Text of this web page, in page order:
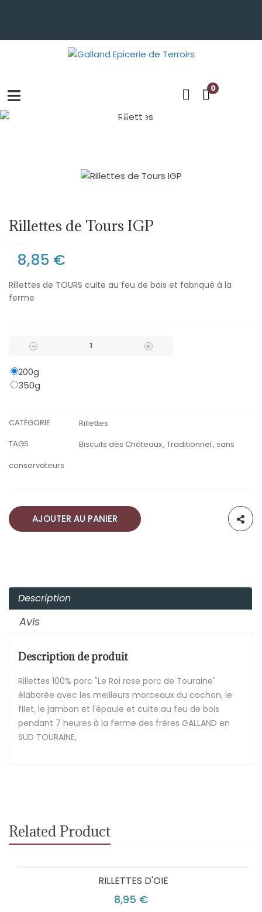
0
RILLETTES
Rillettes de Tours IGP
8,85 €
Rillettes de TOURS cuite au feu de bois et fabriqué à la
ferme
200g
350g
CATÉGORIE
Rillettes
TAGS
Biscuits des Châteaux Traditionnel sans
conservateurs
AJOUTER AU PANIER
Description
Avis
Description de produit
Rillettes 100% porc "Le Roi rose porc de Touraine"
élaborée avec les meilleurs morceaux du cochon, le
filet, le jambon et l'épaule et cuite au feu de bois
pendant 7 heures à la ferme des frères GALLAND en
SUD TOURAINE,
Related Product
RILLETTES D'OIE
8,95 €